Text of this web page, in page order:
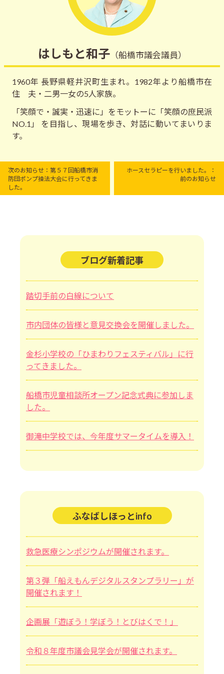
はしもと和子（船橋市議会議員）
1960年 長野県軽井沢町生まれ。1982年より船橋市在
住 夫・二男一女の5人家族。
「笑顔で・誠実・迅速に」をモットーに「笑顔の庶民派
NO.1」 を目指し、現場を歩き、対話に動いてまいりま
す。
次のお知らせ：第５７回船橋市消
防団ポンプ操法大会に行ってきま
した。
ホースセラピーを行いました。：
前のお知らせ
ブログ新着記事
踏切手前の白線について
市内団体の皆様と意見交換会を開催しました。
金杉小学校の「ひまわりフェスティバル」に行
ってきました。
船橋市児童相談所オープン記念式典に参加しま
した。
御滝中学校では、今年度サマータイムを導入！
ふなばしほっとinfo
救急医療シンポジウムが開催されます。
第３弾「船えもんデジタルスタンプラリー」が
開催されます！
企画展「遊ぼう！学ぼう！とびはくで！」
令和８年度市議会見学会が開催されます。